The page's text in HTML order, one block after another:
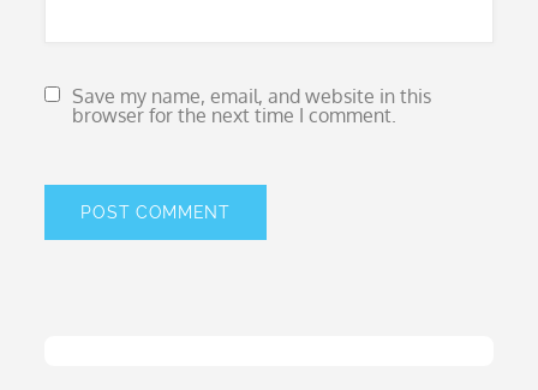
Save my name, email, and website in this
browser for the next time I comment.